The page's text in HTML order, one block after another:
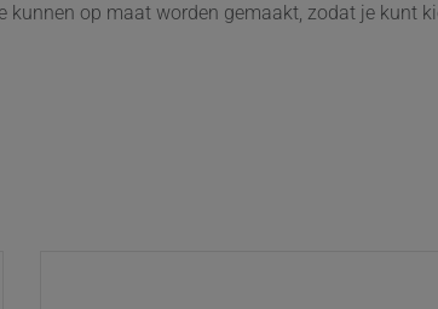
op maat worden gemaakt, zodat je kunt